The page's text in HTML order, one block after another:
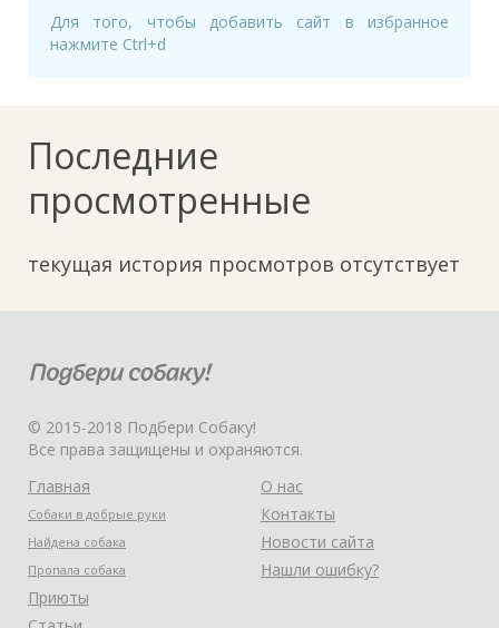
Для того, чтобы добавить сайт в избранное
нажмите Ctrl+d
Последние
просмотренные
текущая история просмотров отсутствует
© 2015-2018 Подбери Собаку!
Все права защищены и охраняются.
Главная
Собаки в добрые руки
Найдена собака
Пропала собака
Приюты
О нас
Контакты
Новости сайта
Нашли ошибку?